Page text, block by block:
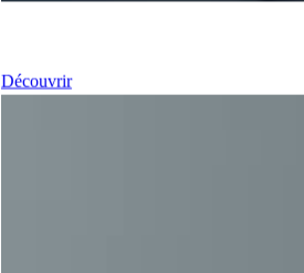
Découvrir